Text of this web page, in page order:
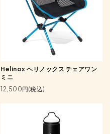
Helinox ヘリノックス チェアワン
ミニ
12,500円(税込)